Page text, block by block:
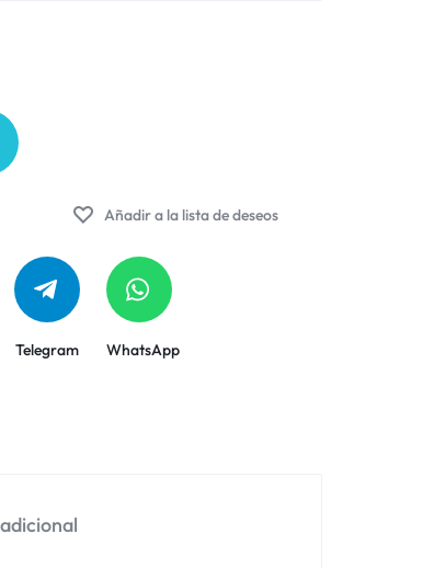
Añadir a la lista de deseos
Telegram WhatsApp